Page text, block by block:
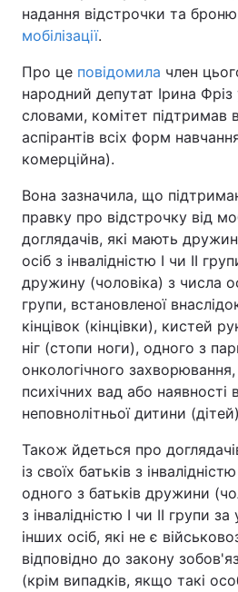
надання відстрочки та
мобілізації.
Про це повідомила член
народний депутат Ірина Фріз
словами, комітет підтримав
аспірантів всіх форм
комерційна).
Вона зазначила, що
правку про відстрочку від
доглядачів, які мають
осіб з інвалідністю І чи ІІ
дружину (чоловіка) з числа
групи, встановленої
кінцівок (кінцівки), кистей
ніг (стопи ноги), одного з
онкологічного
психічних вад або наявності
неповнолітньої дитини
Також йдеться про
із своїх батьків з
одного з батьків дружини
з інвалідністю І чи ІІ групи
інших осіб, які не є
відповідно до закону
(крім випадків, якщо такі